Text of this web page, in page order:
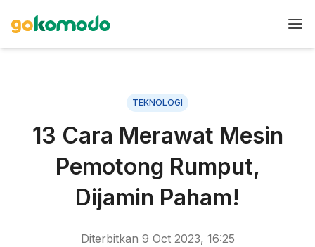
TEKNOLOGI
13 Cara Merawat Mesin
Pemotong Rumput,
Dijamin Paham!
Diterbitkan 9 Oct 2023, 16:25